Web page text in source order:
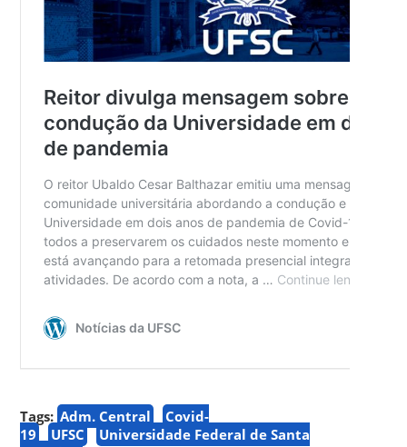
Tags: Adm. Central
Covid-
19
UFSC
Universidade Federal de Santa